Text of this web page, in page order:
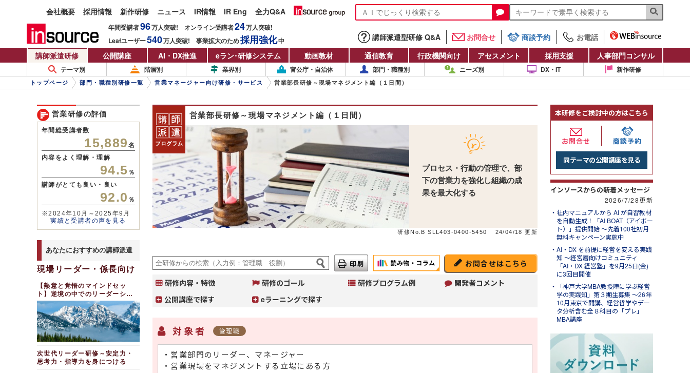
会社概要 採用情報 新作研修 ニュース IR情報 IR Eng 全力Q&A
年間受講者96万人突破! オンライン受講者24万人突破!
Leafユーザー540万人突破! 事業拡大のため採用強化中 講師派遣型研修 Q&A お問合せ 商談予約
お電話
講師派遣研修
公開講座 AI・DX推進 eラン・研修システム 動画教材 通信教育 行政機関向け アセスメント 採用支援 人事部門コンサル
テーマ別 階層別 業界別 官公庁・自治体 部門・職種別 ニーズ別 DX・IT 新作研修
トップページ 部門・職種別研修一覧 営業マネージャー向け研修・サービス 営業部長研修～現場マネジメント編（１日間）
営業部長研修～現場マネジメント編（１日間）
プロセス・行動の管理で、部
下の営業力を強化し組織の成
果を最大化する
研修No.B SLL403-0400-5450 24/04/18 更新
お問合せはこちら
研修内容・特徴
研修のゴール 研修プログラム例
開発者コメント
公開講座で探す
eラーニングで探す
対象者 管理職
・営業部門のリーダー、マネージャー
・営業現場をマネジメントする立場にある方
営業研修の評価
年間総受講者数
15,889 名
内容をよく理解・理解
94.5 ％
講師がとても良い・良い
92.0 ％
※2024年10月～2025年9月
実績と受講者の声を見る
あなたにおすすめの講師派遣
現場リーダー・係長向け
【熱意と覚悟のマインドセッ
ト】逆境の中でのリーダーシッ
プ研修
次世代リーダー研修～安定力・
思考力・指導力を身につける
本研修をご検討中の方はこちら
お問合せ
商談予約
同テーマの公開講座を見る
インソースからの新着メッセージ
2026/7/28更新
社内マニュアルから AI が自習教材
を自動生成！「AI BOAT（アイボー
ト）」提供開始 ～先着100社初月
無料キャンペーン実施中
AI・DX を前提に経営を変える実践
知 ～経営層向けコミュニティ
「AI・DX 経営塾」を9月25日(金)
に3回目開催
「神戸大学MBA教授陣に学ぶ経営
学の実践知」第３期生募集 ～26年
10月東京で開講、経営哲学やデー
タ分析含む全８科目の「プレ」
MBA講座